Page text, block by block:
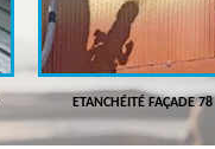
ETANCHÉITÉ FAÇADE 78